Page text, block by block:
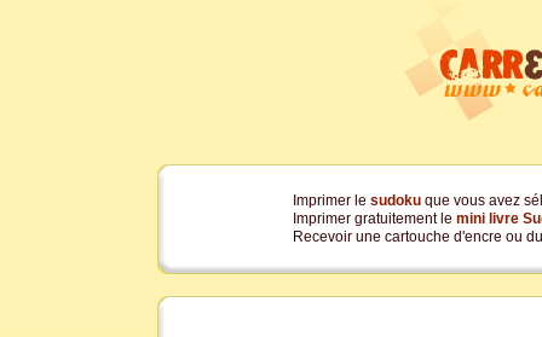
Imprimer le sudokuque vous avez
Imprimer gratuitement le mini livre
Recevoir une cartouche d'encre ou